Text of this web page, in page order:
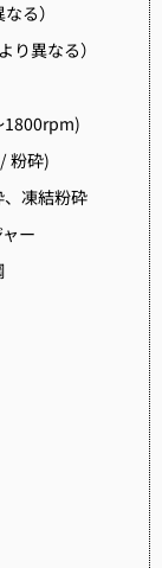
る）
り異なる）
1800rpm)
/粉砕)
凍結粉砕
ー